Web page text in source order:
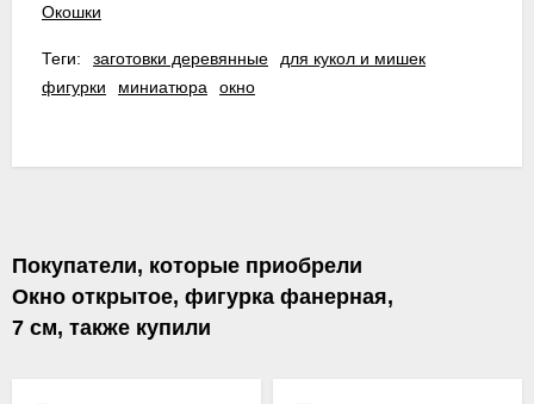
Окошки
Теги: заготовки деревянные
для кукол и мишек
фигурки
миниатюра окно
Покупатели, которые приобрели
Окно открытое, фигурка фанерная,
7 см, также купили